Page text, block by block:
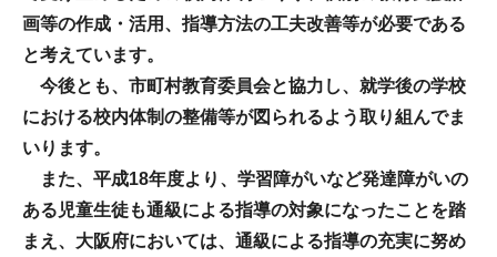
画等の作成・活用、指導方法の工夫改善等が必要である
と考えています。
今後とも、市町村教育委員会と協力し、就学後の学校
における校内体制の整備等が図られるよう取り組んでま
いります。
また、平成18年度より、学習障がいなど発達障がいの
ある児童生徒も通級による指導の対象になったことを踏
まえ、大阪府においては、通級による指導の充実に努め